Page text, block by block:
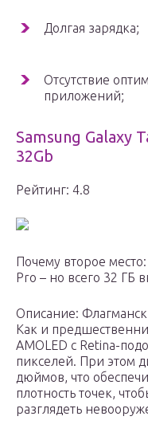
Долгая зарядка;
Отсутствие
приложений;
Samsung Galaxy
32Gb
Рейтинг: 4.8
Почему второе
Pro – но всего 32 ГБ
Описание:
Как и
AMOLED с Retina-
пикселей. При этом
дюймов, что
плотность точек,
разглядеть